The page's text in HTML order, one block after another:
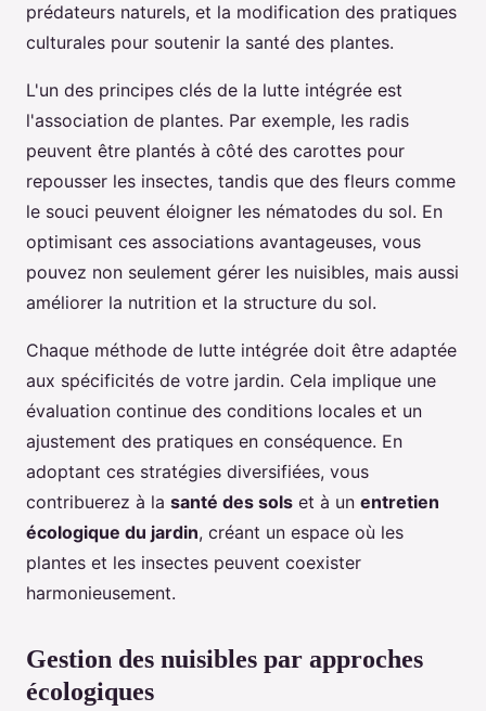
prédateurs naturels, et la modification des pratiques
culturales pour soutenir la santé des plantes.
L'un des principes clés de la lutte intégrée est
l'association de plantes. Par exemple, les radis
peuvent être plantés à côté des carottes pour
repousser les insectes, tandis que des fleurs comme
le souci peuvent éloigner les nématodes du sol. En
optimisant ces associations avantageuses, vous
pouvez non seulement gérer les nuisibles, mais aussi
améliorer la nutrition et la structure du sol.
Chaque méthode de lutte intégrée doit être adaptée
aux spécificités de votre jardin. Cela implique une
évaluation continue des conditions locales et un
ajustement des pratiques en conséquence. En
adoptant ces stratégies diversifiées, vous
contribuerez à la santé des sols et à un entretien
écologique du jardin, créant un espace où les
plantes et les insectes peuvent coexister
harmonieusement.
Gestion des nuisibles par approches
écologiques